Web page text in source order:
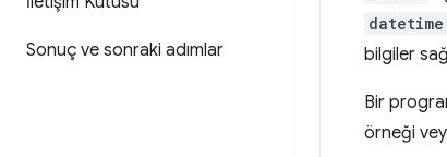
Sonuç ve sonraki adımlar
datetime
bilgiler
Bir
örneği